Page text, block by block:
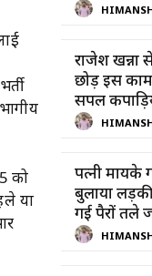
को
या
राजेश खन्ना
छोड़ इस
सिंपल
पत्नी मायके
बुलाया
गई पैरों तले